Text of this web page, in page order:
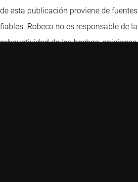
de esta publicación proviene de
fiables. Robeco no es responsable de
exhaustividad de los hechos,